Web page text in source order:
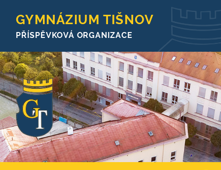
GYMNÁZIUM TIŠNOV
PŘÍSPĚVKOVÁ ORGANIZACE